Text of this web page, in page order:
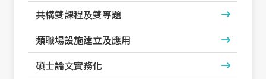
共構雙課程及雙專題
類職場設施建立及應用
碩士論文實務化